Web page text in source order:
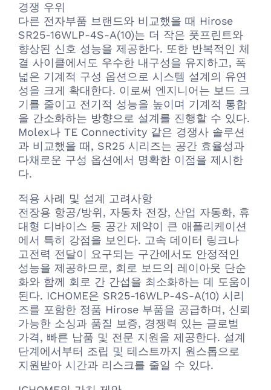
경쟁 우위
다른 전자부품 브랜드와 비교했을 때 Hirose
SR25-16WLP-4S-A(10)는 더 작은 풋프린트와
향상된 신호 성능을 제공한다. 또한 반복적인 체
결 사이클에서도 우수한 내구성을 유지하고, 폭
넓은 기계적 구성 옵션으로 시스템 설계의 유연
성을 크게 확대한다. 이로써 엔지니어는 보드 크
기를 줄이고 전기적 성능을 높이며 기계적 통합
을 간소화하는 방향으로 설계를 진행할 수 있다.
Molex나 TE Connectivity 같은 경쟁사 솔루션
과 비교했을 때, SR25 시리즈는 공간 효율성과
다채로운 구성 옵션에서 명확한 이점을 제시한
다.
적용 사례 및 설계 고려사항
전장용 항공/방위, 자동차 전장, 산업 자동화, 휴
대형 디바이스 등 공간 제약이 큰 애플리케이션
에서 특히 강점을 보인다. 고속 데이터 링크나
고전력 전달이 요구되는 구간에서도 안정적인
성능을 제공하므로, 회로 보드의 레이아웃 단순
화와 함께 회로 간 간섭을 최소화하는 데 도움이
된다. ICHOME은 SR25-16WLP-4S-A(10) 시리
즈를 포함한 정품 Hirose 부품을 공급하며, 신뢰
가능한 소싱과 품질 보증, 경쟁력 있는 글로벌
가격, 빠른 납품 및 전문 지원을 제공한다. 설계
단계에서부터 조립 및 테스트까지 원스톱으로
지원받아 시간과 리스크를 줄일 수 있다.